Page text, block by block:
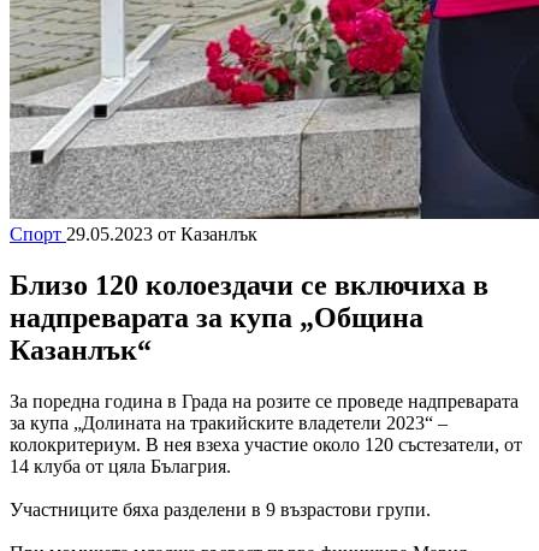
Спорт 29.05.2023 от Казанлък
Близо 120 колоездачи се включиха в
надпреварата за купа „Община
Казанлък“
За поредна година в Града на розите се проведе надпреварата
за купа „Долината на тракийските владетели 2023“ –
колокритериум. В нея взеха участие около 120 състезатели, от
14 клуба от цяла Бълагрия.
Участниците бяха разделени в 9 възрастови групи.